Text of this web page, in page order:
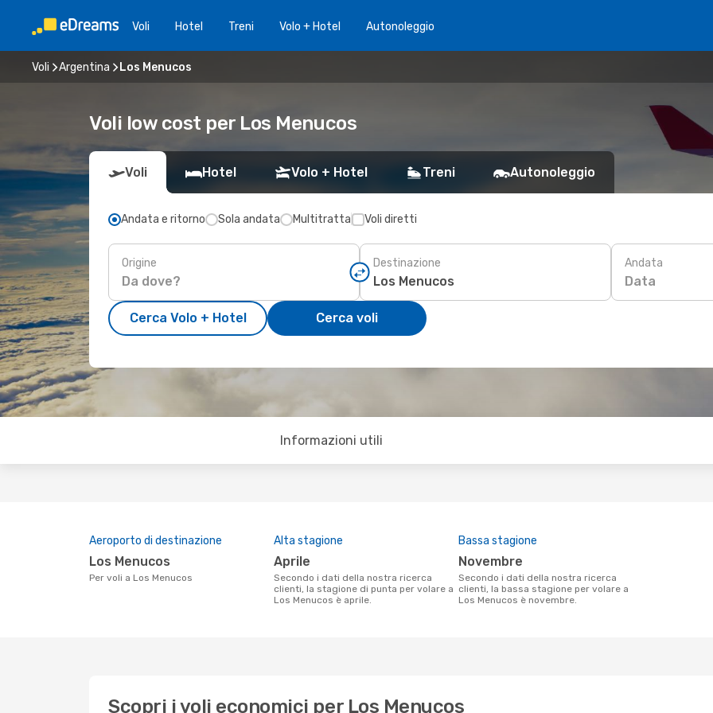
Voli Hotel Treni Volo + Hotel Autonoleggio
Voli Argentina Los Menucos
Voli low cost per Los Menucos
Voli Hotel Volo + Hotel Treni Autonoleggio
Andata e ritorno Sola andata Multitratta Voli diretti
Origine Destinazione Andata
Data
Cerca Volo + Hotel Cerca voli
Informazioni utili
Aeroporto di destinazione
Los Menucos
Per voli a Los Menucos
Alta stagione
aprile
Secondo i dati della nostra ricerca
clienti, la stagione di punta per volare a
Los Menucos è aprile.
Bassa stagione
novembre
Secondo i dati della nostra ricerca
clienti, la bassa stagione per volare a
Los Menucos è novembre.
Scopri i voli economici per Los Menucos